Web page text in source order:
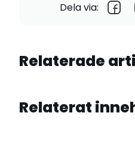
Dela via:
Relaterade
Relaterat